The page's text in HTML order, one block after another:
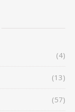
(4)
(13)
(57)